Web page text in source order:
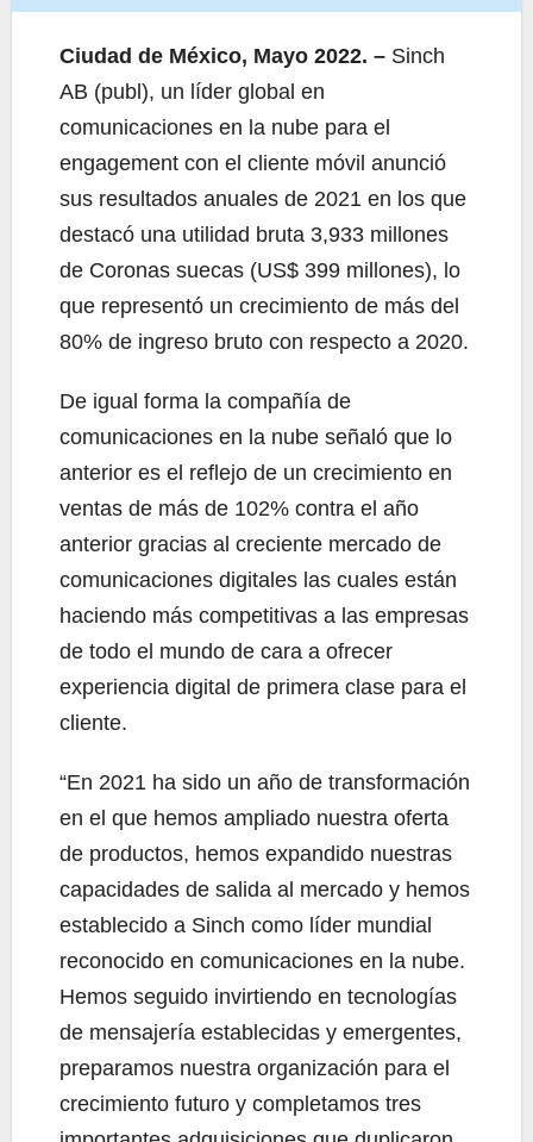
Ciudad de México, Mayo 2022. – Sinch
AB (publ), un líder global en
comunicaciones en la nube para el
engagement con el cliente móvil anunció
sus resultados anuales de 2021 en los que
destacó una utilidad bruta 3,933 millones
de Coronas suecas (US$ 399 millones), lo
que representó un crecimiento de más del
80% de ingreso bruto con respecto a 2020.
De igual forma la compañía de
comunicaciones en la nube señaló que lo
anterior es el reflejo de un crecimiento en
ventas de más de 102% contra el año
anterior gracias al creciente mercado de
comunicaciones digitales las cuales están
haciendo más competitivas a las empresas
de todo el mundo de cara a ofrecer
experiencia digital de primera clase para el
cliente.
“En 2021 ha sido un año de transformación
en el que hemos ampliado nuestra oferta
de productos, hemos expandido nuestras
capacidades de salida al mercado y hemos
establecido a Sinch como líder mundial
reconocido en comunicaciones en la nube.
Hemos seguido invirtiendo en tecnologías
de mensajería establecidas y emergentes,
preparamos nuestra organización para el
crecimiento futuro y completamos tres